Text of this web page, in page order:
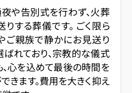
や告別式を行わず、火葬
する葬儀です。 ごく限ら
ご親族で静かにお見送り
れており、宗教的な儀式
心を込めて最後の時間を
きます。費用を大きく抑え